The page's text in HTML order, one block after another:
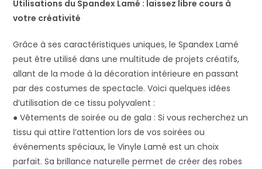
Utilisations du Spandex Lamé : laissez libre cours à
votre créativité
Grâce à ses caractéristiques uniques, le Spandex Lamé
peut être utilisé dans une multitude de projets créatifs,
allant de la mode à la décoration intérieure en passant
par des costumes de spectacle. Voici quelques idées
d’utilisation de ce tissu polyvalent :
● Vêtements de soirée ou de gala : Si vous recherchez un
tissu qui attire l’attention lors de vos soirées ou
événements spéciaux, le Vinyle Lamé est un choix
parfait. Sa brillance naturelle permet de créer des robes